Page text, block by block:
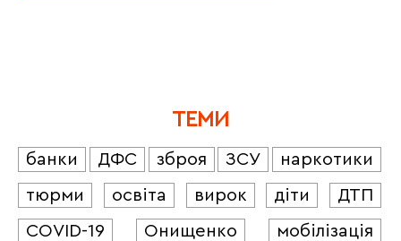
ТЕМИ
банки ДФС зброя ЗСУ
наркотики
тюрми
освіта вирок діти
ДТП
COVID-19
Онищенко
мобілізація